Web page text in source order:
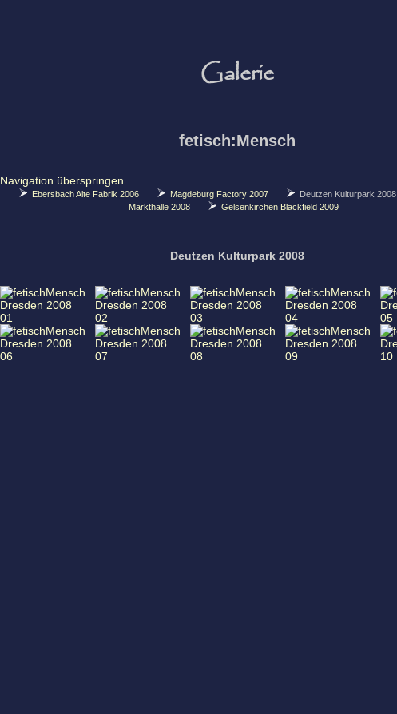
Galerie
fetisch:Mensch
Navigation überspringen
Ebersbach Alte Fabrik 2006 Magdeburg Factory 2007 Deutzen Kulturpark 2008
Markthalle 2008
Gelsenkirchen Blackfield 2009
Deutzen Kulturpark 2008